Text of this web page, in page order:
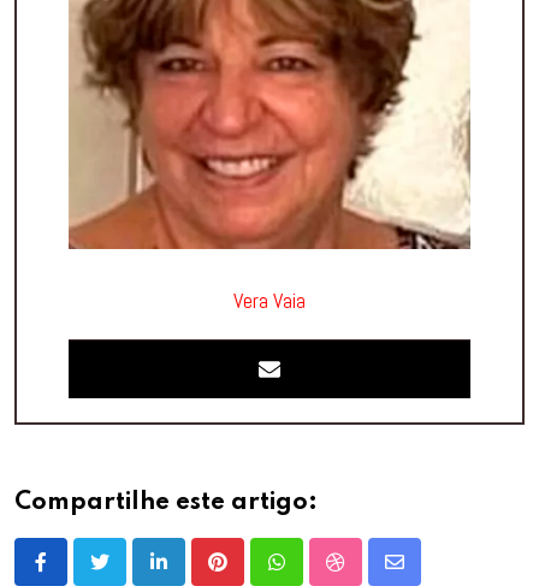
Vera Vaia
Compartilhe este artigo:
LinkedInPinterestWhatsappStumbleUpon
Share